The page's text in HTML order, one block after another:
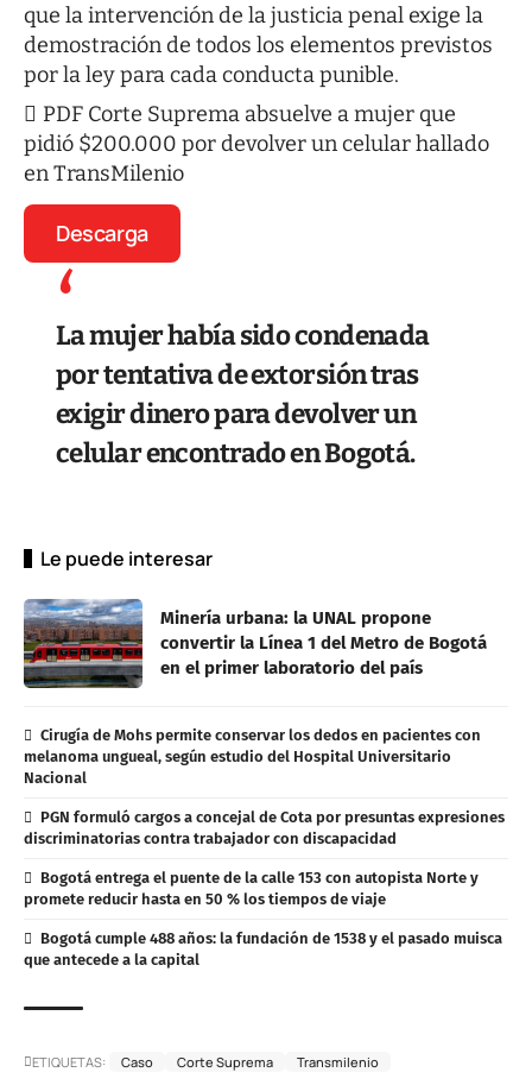
que la intervención de la justicia penal exige la
demostración de todos los elementos previstos
por la ley para cada conducta punible.
PDF Corte Suprema absuelve a mujer que
pidió $200.000 por devolver un celular hallado
en TransMilenio
Descarga
La mujer había sido condenada
por tentativa de extorsión tras
exigir dinero para devolver un
celular encontrado en Bogotá.
Le puede interesar
Minería urbana: la UNAL propone
convertir la Línea 1 del Metro de Bogotá
en el primer laboratorio del país
Cirugía de Mohs permite conservar los dedos en pacientes con
melanoma ungueal, según estudio del Hospital Universitario
Nacional
PGN formuló cargos a concejal de Cota por presuntas expresiones
discriminatorias contra trabajador con discapacidad
Bogotá entrega el puente de la calle 153 con autopista Norte y
promete reducir hasta en 50 % los tiempos de viaje
Bogotá cumple 488 años: la fundación de 1538 y el pasado muisca
que antecede a la capital
ETIQUETAS: Caso Corte Suprema Transmilenio